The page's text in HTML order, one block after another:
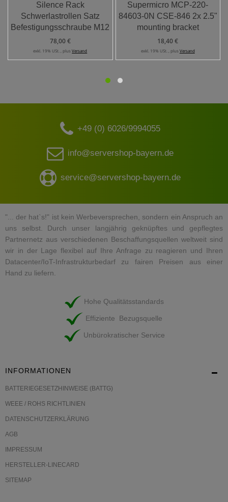
Silence Rack
Schwerlastrollen Satz
Befestigungsschraube M12
78,00 €
exkl. 19% USt. , plusVersand
Supermicro MCP-220-
84603-0N CSE-846 2x 2.5"
mounting bracket
18,40 €
exkl. 19% USt. , plus Versand
+49 (0) 6026/9994055
info@servershop-bayern.de
service@servershop-bayern.de
"... der hat`s!" ist kein Werbeversprechen, sondern ein Anspruch an
uns selbst. Durch unser langjährig geknüpftes und gepflegtes
Partnernetz aus verschiedenen Beschaffungsquellen weltweit sind
wir in der Lage flexibel auf Ihre Anfrage zu reagieren und Ihren
Datacenter/IoT-Infrastrukturbedarf zu fairen Preisen aus einer
Hand zu liefern.
Hohe Qualitätsstandards
Effiziente Bezugsquelle
Unbürokratischer Service
INFORMATIONEN
BATTERIEGESETZHINWEISE (BATTG)
WEEE / ROHS RICHTLINIEN
DATENSCHUTZERKLÄRUNG
AGB
IMPRESSUM
HERSTELLER-LINECARD
SITEMAP